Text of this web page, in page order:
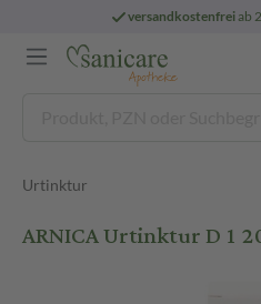
versandkostenfreiab
Urtinktur
ARNICA Urtinktur D 1